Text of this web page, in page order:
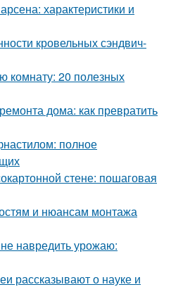
характеристики и
кровельных сэндвич-
комнату: 20 полезных
дома: как превратить
полное
стене: пошаговая
и нюансам монтажа
навредить урожаю:
рассказывают о науке и